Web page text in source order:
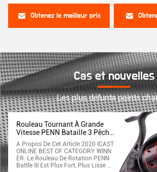
Obtenez le meilleur prix
Cas et nouvelles
Les plus défunts points
Rouleau Tournant À Grande
Vitesse PENN Bataille 3 Pêche
À Grande Vitesse
À Propos De Cet Article 2020 ICAST
ONLINE BEST OF CATEGORY WINN
ER: Le Rouleau De Rotation PENN
Battle III Est Plus Fort, Plus Lisse Et